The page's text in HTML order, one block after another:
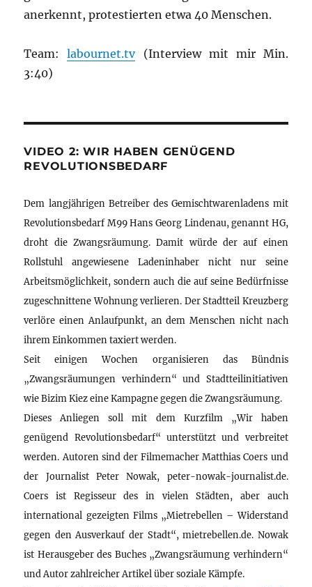
anerkennt, protestierten etwa 40 Menschen.
Team:labournet.tv(Interview mit mir Min.
3:40)
VIDEO 2: WIR HABEN GENÜGEND
REVOLUTIONSBEDARF
Dem langjährigen Betreiber des Gemischtwarenladens mit
Revolutionsbedarf M99 Hans Georg Lindenau, genannt HG,
droht die Zwangsräumung. Damit würde der auf einen
Rollstuhl angewiesene Ladeninhaber nicht nur seine
Arbeitsmöglichkeit, sondern auch die auf seine Bedürfnisse
zugeschnittene Wohnung verlieren. Der Stadtteil Kreuzberg
verlöre einen Anlaufpunkt, an dem Menschen nicht nach
ihrem Einkommen taxiert werden.
Seit einigen Wochen organisieren das Bündnis
„Zwangsräumungen verhindern“ und Stadtteilinitiativen
wie Bizim Kiez eine Kampagne gegen die Zwangsräumung.
Dieses Anliegen soll mit dem Kurzfilm „Wir haben
genügend Revolutionsbedarf“ unterstützt und verbreitet
werden. Autoren sind der Filmemacher Matthias Coers und
der Journalist Peter Nowak, peter-nowak-journalist.de.
Coers ist Regisseur des in vielen Städten, aber auch
international gezeigten Films „Mietrebellen – Widerstand
gegen den Ausverkauf der Stadt“, mietrebellen.de. Nowak
ist Herausgeber des Buches „Zwangsräumung verhindern“
und Autor zahlreicher Artikel über soziale Kämpfe.